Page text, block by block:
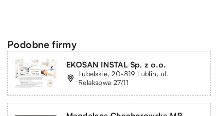
Podobne firmy
EKOSAN INSTAL Sp. z o.o.
Lubelskie, 20-819 Lublin, ul.
Relaksowa 27/11